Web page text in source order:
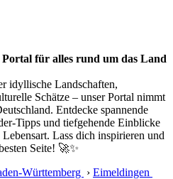
für alles rund um das Land
idyllische Landschaften,
Schätze – unser Portal nimmt
Entdecke spannende
Tipps und tiefgehende Einblicke
Lass dich inspirieren und
Seite! 🚀✨
Württemberg › Eimeldingen